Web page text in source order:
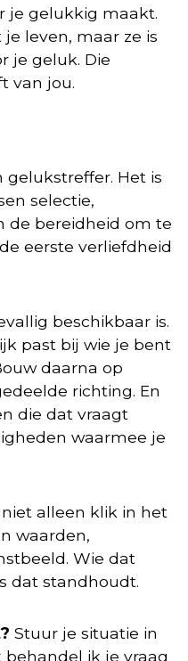
je gelukkig maakt.
leven, maar ze is
je geluk. Die
van jou.
gelukstreffer. Het is
selectie,
de bereidheid om te
eerste verliefdheid
beschikbaar is.
past bij wie je bent
daarna op
richting. En
die dat vraagt
waarmee je
alleen klik in het
waarden,
Wie dat
dat standhoudt.
Stuur je situatie in
behandel ik je vraag